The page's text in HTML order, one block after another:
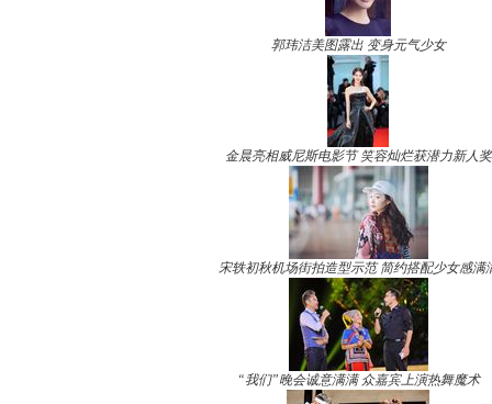
郭玮洁美图露出 变身元气少女
金晨亮相威尼斯电影节 笑容灿烂获潜力新人奖
宋轶初秋机场街拍造型示范 简约搭配少女感满
“我们”晚会诚意满满 众嘉宾上演热舞魔术